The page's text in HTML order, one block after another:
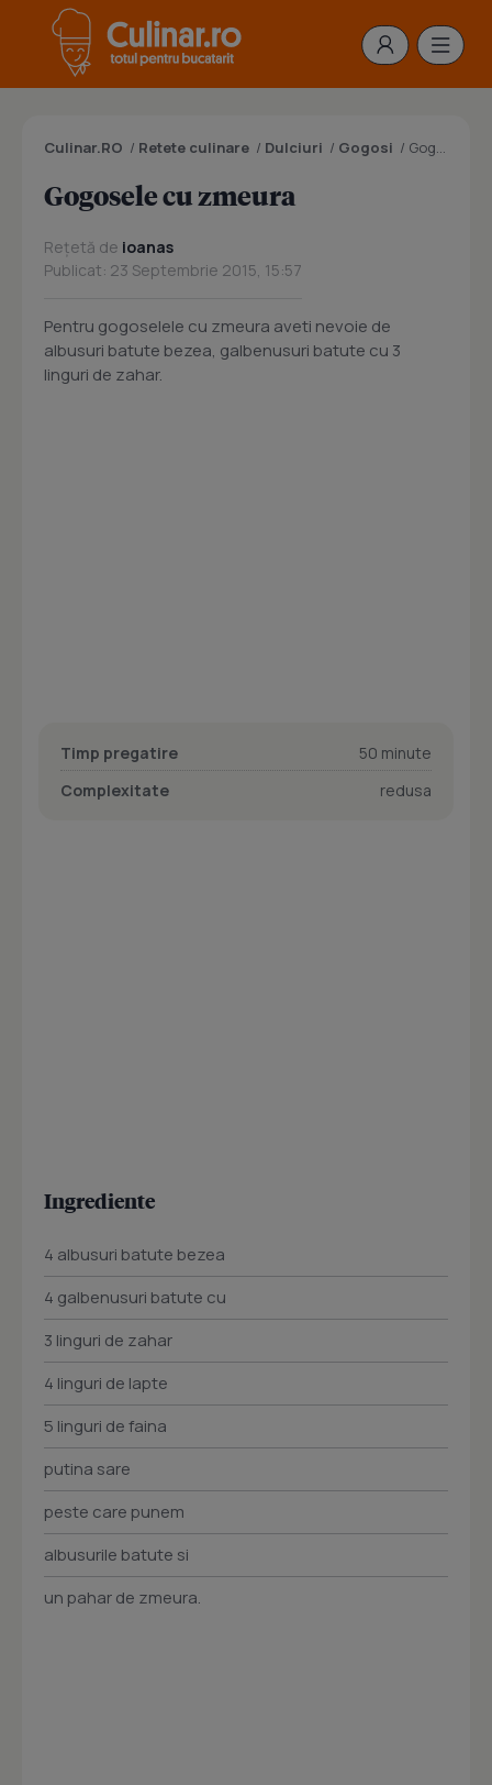
Culinar.RO / Retete culinare / Dulciuri / Gogosi / Gogosele cu zmeura
Gogosele cu zmeura
Rețetă de ioanas
Publicat: 23 Septembrie 2015, 15:57
Pentru gogoselele cu zmeura aveti nevoie de
albusuri batute bezea, galbenusuri batute cu 3
linguri de zahar.
Timp pregatire
50 minute
Complexitate
redusa
Ingrediente
4 albusuri batute bezea
4 galbenusuri batute cu
3 linguri de zahar
4 linguri de lapte
5 linguri de faina
putina sare
peste care punem
albusurile batute si
un pahar de zmeura.